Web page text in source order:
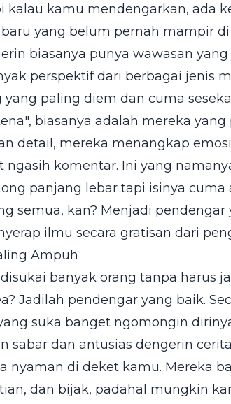
kalau kamu mendengarkan, ada
yang belum pernah mampir
biasanya punya wawasan
perspektif dari berbagai jenis
yang paling diem dan cuma
biasanya adalah mereka
detail, mereka menangkap
komentar. Ini yang
panjang lebar tapi isinya
semua, kan? Menjadi
ilmu secara gratisan dari
Ampuh
banyak orang tanpa harus
Jadilah pendengar yang baik.
suka banget ngomongin
sabar dan antusias dengerin
nyaman di deket kamu. Mereka
dan bijak, padahal mungkin